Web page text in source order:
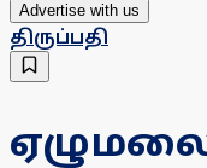
Advertise with us
திருப்பதி